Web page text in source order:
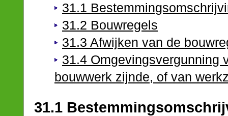
31.1
31.2 Bouwregels
31.3 Afwijken van de
31.4 Omgevingsvergunning
bouwwerk zijnde, of van
31.1